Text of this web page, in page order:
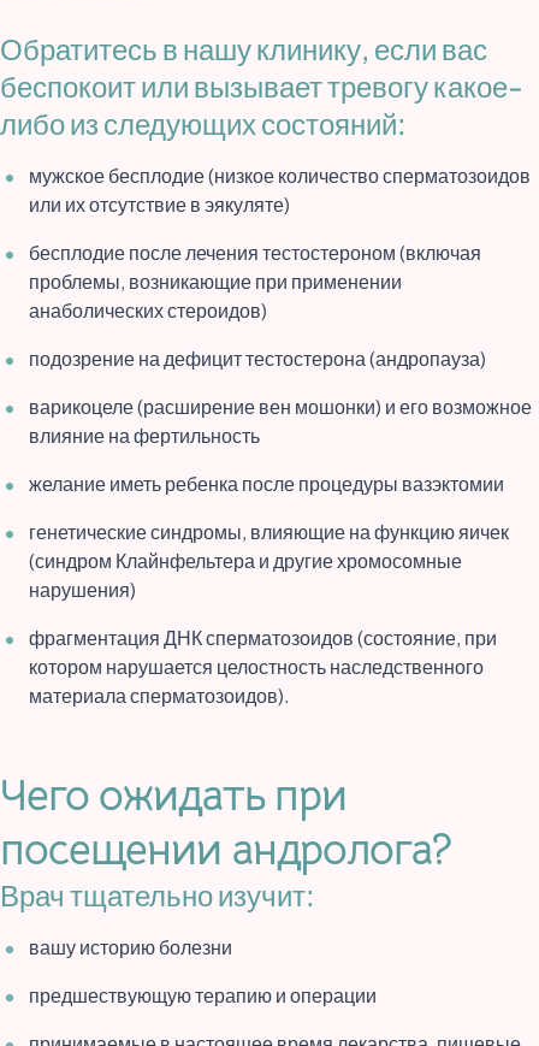
Обратитесь в нашу клинику, если вас
беспокоит или вызывает тревогу какое-
либо из следующих состояний:
мужское бесплодие (низкое количество сперматозоидов
или их отсутствие в эякуляте)
бесплодие после лечения тестостероном (включая
проблемы, возникающие при применении
анаболических стероидов)
подозрение на дефицит тестостерона (андропауза)
варикоцеле (расширение вен мошонки) и его возможное
влияние на фертильность
желание иметь ребенка после процедуры вазэктомии
генетические синдромы, влияющие на функцию яичек
(синдром Клайнфельтера и другие хромосомные
нарушения)
фрагментация ДНК сперматозоидов (состояние, при
котором нарушается целостность наследственного
материала сперматозоидов).
Чего ожидать при
посещении андролога?
Врач тщательно изучит:
вашу историю болезни
предшествующую терапию и операции